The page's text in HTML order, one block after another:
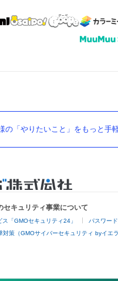
の「やりたいこと」をもっと手
セキュリティ事業について
「GMOセキュリティ24」 パスワー
対策（GMOサイバーセキュリティ byイエラ